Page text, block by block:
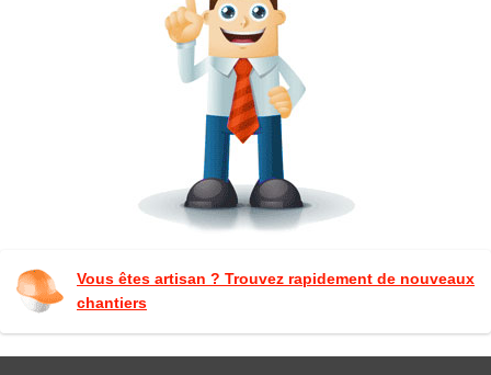
Vous êtes artisan ? Trouvez rapidement de nouveaux
chantiers